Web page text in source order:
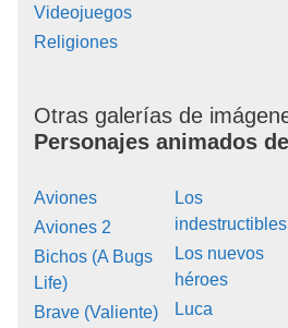
Videojuegos
Religiones
Otras galerías de
Personajes animados
Aviones
Aviones 2
Bichos (A Bugs
Life)
Brave (Valiente)
Los
Los nuevos
héroes
Luca